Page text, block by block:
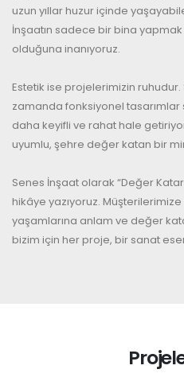
uzun yıllar huzur içinde
İnşaatın sadece bir bina
olduğuna inanıyoruz.
Estetik ise projelerimizin ruhudur.
zamanda fonksiyonel tasarımlar
daha keyifli ve rahat hale
uyumlu, şehre değer katan bir
Senes İnşaat olarak “Değer
hikâye yazıyoruz.
yaşamlarına anlam ve değer
bizim için her proje, bir sanat